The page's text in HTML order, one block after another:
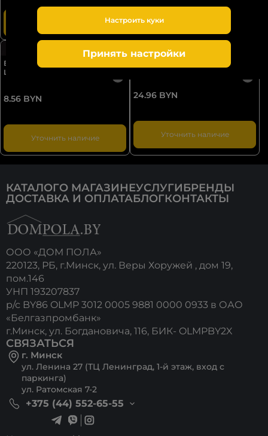
Уточнить наличие
Бордюр Empire Calacatta Black
8.56 BYN
Уточнить наличие
Бордюр Empire Calacatta Black
Listello 7,2*80
24.96 BYN
Уточнить наличие
КАТАЛОГО МАГАЗИНЕУСЛУГИБРЕНДЫ
ДОСТАВКА И ОПЛАТАБЛОГКОНТАКТЫ
ООО «ДОМ ПОЛА»
220123, РБ, г.Минск, ул. Веры Хоружей , дом 19,
пом.146
УНП 193207837
р/с BY86 OLMP 3012 0005 9881 0000 0933 в ОАО
«Белгазпромбанк»
г.Минск, ул. Богдановича, 116, БИК- OLMPBY2X
СВЯЗАТЬСЯ
г. Минск
ул. Ленина 27 (ТЦ Ленинград, 1-й этаж, вход с
паркинга)
ул. Ратомская 7-2
+375 (44) 552-65-55
Настроить куки
Принять настройки